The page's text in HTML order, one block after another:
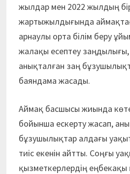
жылдар мен 2022 жылдың
жартыжылдығында
арнаулы орта білім беру
жалақы есептеу
анықталған заң
баяндама жасады.
Аймақ басшысы жиында
бойынша ескерту жасап,
бұзушылықтар алдағы
тиіс екенін айтты. Соңғы
қызметкерлердің